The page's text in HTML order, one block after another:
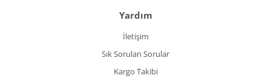
Yardım
İletişim
Sık Sorulan Sorular
Kargo Takibi